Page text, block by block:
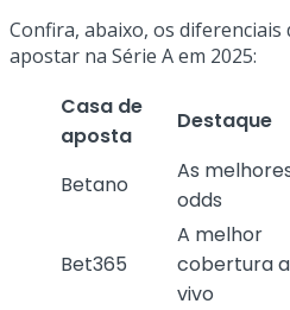
Confira, abaixo, os
apostar na Série A em 2025:
Casa de
aposta
Destaque
Betano
As
odds
Bet365
A melhor
cobertura
vivo